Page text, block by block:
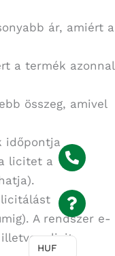
ár, amiért a
a termék azonnal
összeg, amivel
időpontja
licitet a
licitálást
A rendszer e-
a licit
HUF